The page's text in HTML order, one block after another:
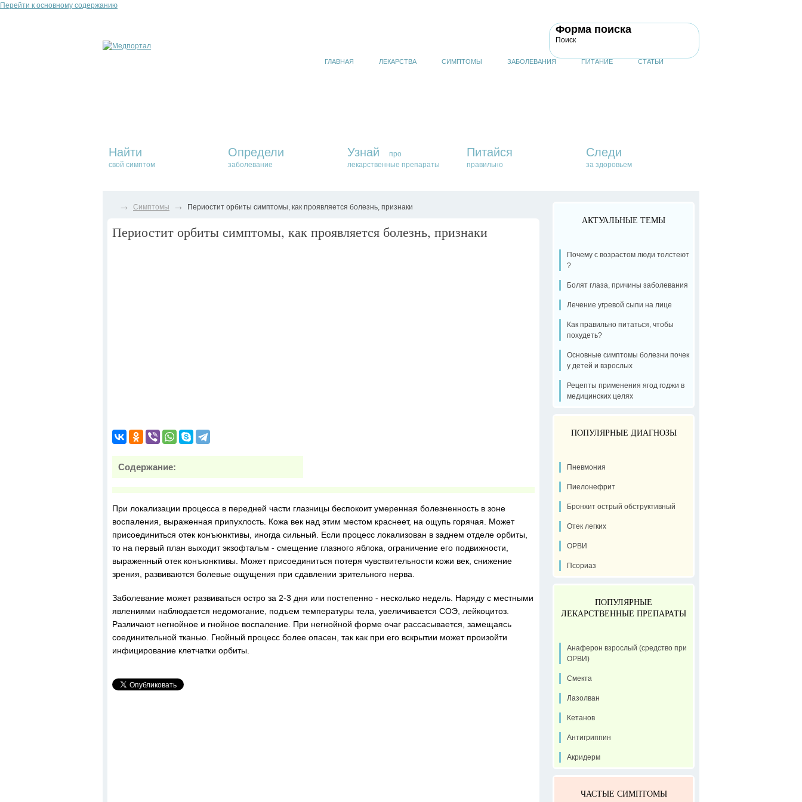
Перейти к основному содержанию
Форма поиска
Поиск
ГЛАВНАЯ ЛЕКАРСТВА СИМПТОМЫ ЗАБОЛЕВАНИЯ ПИТАНИЕ СТАТЬИ
Найти
свой симптом
Определи
заболевание
Узнай
про
лекарственные препараты
Питайся
правильно
Следи
за здоровьем
→ Симптомы → Периостит орбиты симптомы, как проявляется болезнь, признаки
Периостит орбиты симптомы, как проявляется болезнь, признаки
Содержание:
При локализации процесса в передней части глазницы беспокоит умеренная болезненность в зоне
воспаления, выраженная припухлость. Кожа век над этим местом краснеет, на ощупь горячая. Может
присоединиться отек конъюнктивы, иногда сильный. Если процесс локализован в заднем отделе орбиты,
то на первый план выходит экзофтальм - смещение глазного яблока, ограничение его подвижности,
выраженный отек конъюнктивы. Может присоединиться потеря чувствительности кожи век, снижение
зрения, развиваются болевые ощущения при сдавлении зрительного нерва.
Заболевание может развиваться остро за 2-3 дня или постепенно - несколько недель. Наряду с местными
явлениями наблюдается недомогание, подъем температуры тела, увеличивается СОЭ, лейкоцитоз.
Различают негнойное и гнойное воспаление. При негнойной форме очаг рассасывается, замещаясь
соединительной тканью. Гнойный процесс более опасен, так как при его вскрытии может произойти
инфицирование клетчатки орбиты.
АКТУАЛЬНЫЕ ТЕМЫ
Почему с возрастом люди толстеют
?
Болят глаза, причины заболевания
Лечение угревой сыпи на лице
Как правильно питаться, чтобы
похудеть?
Основные симптомы болезни почек
у детей и взрослых
Рецепты применения ягод годжи в
медицинских целях
ПОПУЛЯРНЫЕ ДИАГНОЗЫ
Пневмония
Пиелонефрит
Бронхит острый обструктивный
Отек легких
ОРВИ
Псориаз
ПОПУЛЯРНЫЕ
ЛЕКАРСТВЕННЫЕ ПРЕПАРАТЫ
Анаферон взрослый (средство при
ОРВИ)
Смекта
Лазолван
Кетанов
Антигриппин
Акридерм
ЧАСТЫЕ СИМПТОМЫ